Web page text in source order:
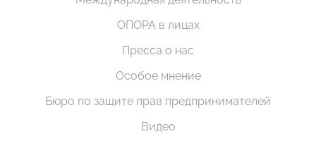
ОПОРА в лицах
Пресса о нас
Особое мнение
Бюро по защите прав предпринимателей
Видео